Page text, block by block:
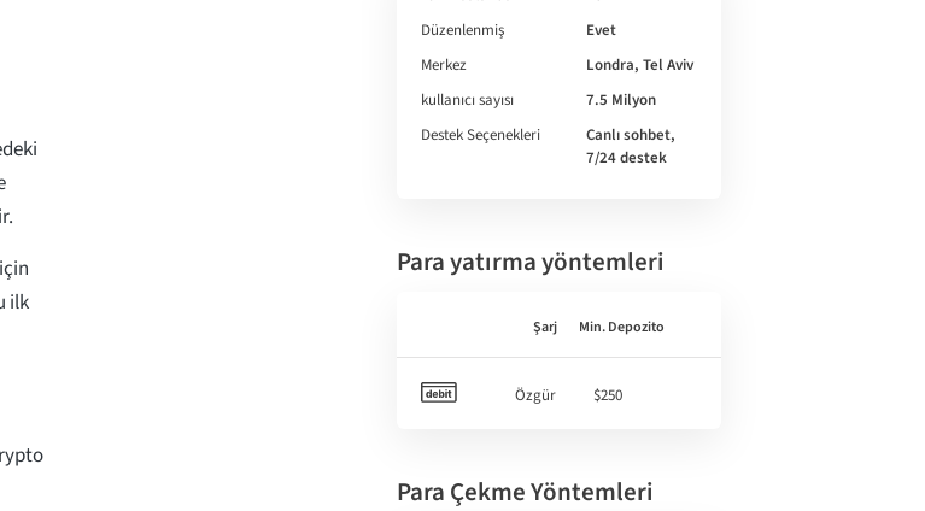
ilk
Düzenlenmiş
Evet
Merkez
Londra, Tel Aviv
kullanıcı sayısı
7.5 Milyon
Destek Seçenekleri
Canlı sohbet,
7/24 destek
Para yatırma yöntemleri
Şarj Min. Depozito
Özgür $250
Para Çekme Yöntemleri